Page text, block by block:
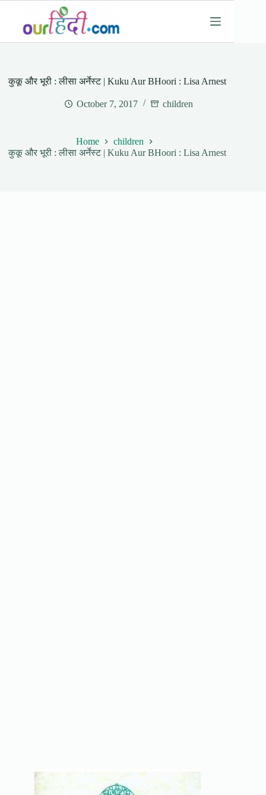
content
कुकू और भूरी : लीसा अर्नेस्ट | Kuku Aur BHoori : Lisa Arnest
October 7, 2017 children
Home
children
कुकू और भूरी : लीसा अर्नेस्ट | Kuku Aur BHoori : Lisa Arnest